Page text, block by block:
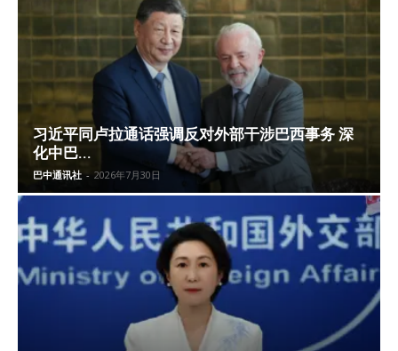
习近平同卢拉通话强调反对外部干涉巴西事务 深
化中巴...
巴中通讯社 - 2026年7月30日